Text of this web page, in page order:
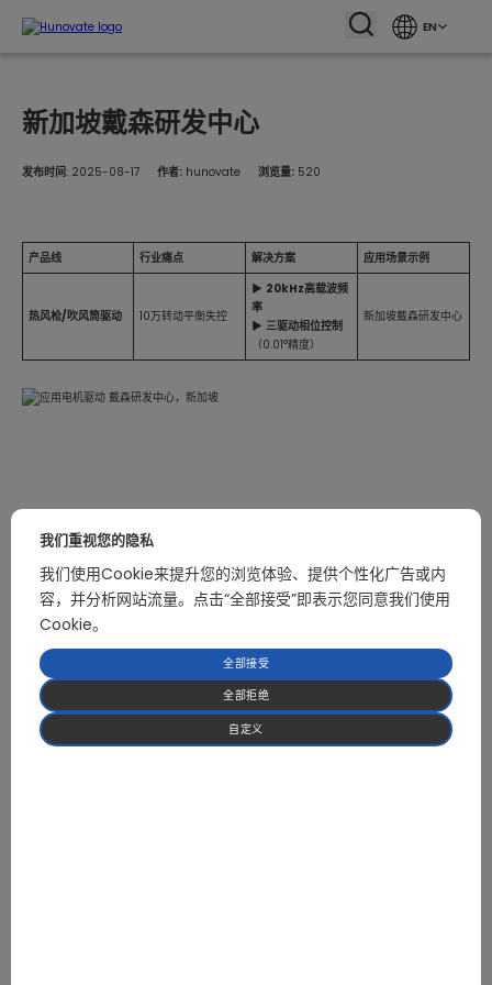
EN
新加坡戴森研发中心
发布时间: 2025-08-17 作者: hunovate 浏览量: 520
产品线 行业痛点 解决方案 应用场景示例
热风枪/吹风筒驱动 10万转动平衡失控
▶ 20kHz高载波频
率
▶ 三驱动相位控制
（0.01°精度）
新加坡戴森研发中心
关联产品
高速无感FOC吹风筒电机驱动板
我们重视您的隐私
我们使用Cookie来提升您的浏览体验、提供个性化广告或内
容，并分析网站流量。点击“全部接受”即表示您同意我们使用
Cookie。
自定义
全部拒绝
全部接受